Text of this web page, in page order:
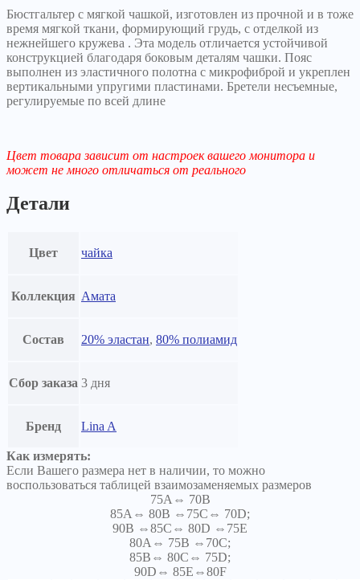
Бюстгальтер с мягкой чашкой, изготовлен из прочной и в тоже
время мягкой ткани, формирующий грудь, с отделкой из
нежнейшего кружева . Эта модель отличается устойчивой
конструкцией благодаря боковым деталям чашки. Пояс
выполнен из эластичного полотна с микрофиброй и укреплен
вертикальными упругими пластинами. Бретели несъемные,
регулируемые по всей длине
Цвет товара зависит от настроек вашего монитора и
может не много отличаться от реального
Детали
Цвет чайка
Коллекция Амата
Состав 20% эластан, 80% полиамид
Сбор заказа 3 дня
Бренд Lina A
Как измерять:
Если Вашего размера нет в наличии, то можно
воспользоваться таблицей взаимозаменяемых размеров
75A⇔ 70B
85A⇔ 80B ⇔75C⇔ 70D;
90B ⇔85C⇔ 80D ⇔75E
80A⇔ 75B ⇔70C;
85B⇔ 80C⇔ 75D;
90D⇔ 85E⇔80F